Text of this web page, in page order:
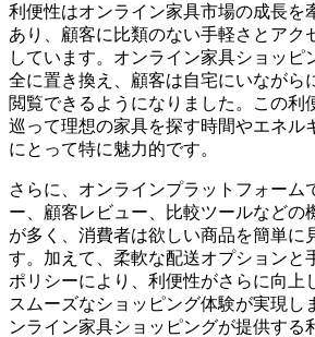
利便性はオンライン家具市場の成長を
あり、顧客に比類のない手軽さとアク
しています。オンライン家具ショッピ
全に置き換え、顧客は自宅にいながら
閲覧できるようになりました。この利
巡って理想の家具を探す時間やエネル
にとって特に魅力的です。
さらに、オンラインプラットフォーム
ー、顧客レビュー、比較ツールなどの
が多く、消費者は欲しい商品を簡単に
す。加えて、柔軟な配送オプションと
ポリシーにより、利便性がさらに向上
スムーズなショッピング体験が実現し
ンライン家具ショッピングが提供する